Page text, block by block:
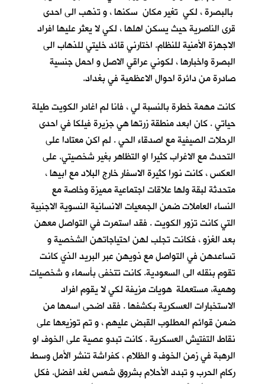
بالبصرة ، لكي تغير مكان سكنها ، و تذهب الى احدى
قرى الناصرية حيث يسكن اهلها ، لكي لا يعثر عليها افراد
الاجهزة الأمنية للنظام. اختارني قائد خليتي للذهاب الى
البصرة واخبارها ، لكوني عراقي الاصل و احمل جنسية
صادرة من دائرة احوال الاعظمية في بغداد.
كانت مهمة خطرة بالنسبة لي ، فانا لم اغادر الكويت طيلة
حياتي . كان ابعد منطقة زرتها هي جزيرة فيلكا في احدى
الرحلات الصيفية مع اصدقاء الحي . لم اكن معتادا على
التحدث مع الاغراب كثيرا او التظاهر بغير شخصيتي. على
العكس ، كانت نورا كثيرة الاسفار خارج البلاد مع ابيها ،
متحدثة لبقة ولها علاقات اجتماعية مميزة وخاصة مع
النساء العاملات ضمن الجمعيات الانسانية النسوية الاجنبية
التي كانت تزور الكويت . فقد استمرت في التواصل معهن
بعد الغزو ، فكانت تجلب لهن احتياجاتهن الشخصية و
تساعدهن في التواصل مع ذويهن عبر البريد الذي كانت
تقوم بنقله الى السعودية. كانت تتخفى بأسماء و شخصيات
وهمية، مستعملة هويات مزيفة لكي لا يقوم افراد
الاستخبارات العسكرية بكشفها . فقد اضحى اسمها من
ضمن قوائم المطلوب القبض عليهم ، و تم توزيعها على
نقاط التفتيش العسكرية . كانت تبدو عصية على الخوف او
الرهبة في زمن الخوف و الظلام ، كفراشة تنشر الأمل وسط
ركام الحرب و تبدد الأحلام بشروق شمس لغد افضل. فكل